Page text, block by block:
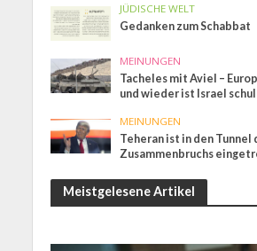
JÜDISCHE WELT
Gedanken zum Schabbat
MEINUNGEN
Tacheles mit Aviel –
und wieder ist Israel
MEINUNGEN
Teheran ist in den Tunnel
Zusammenbruchs
Meistgelesene Artikel